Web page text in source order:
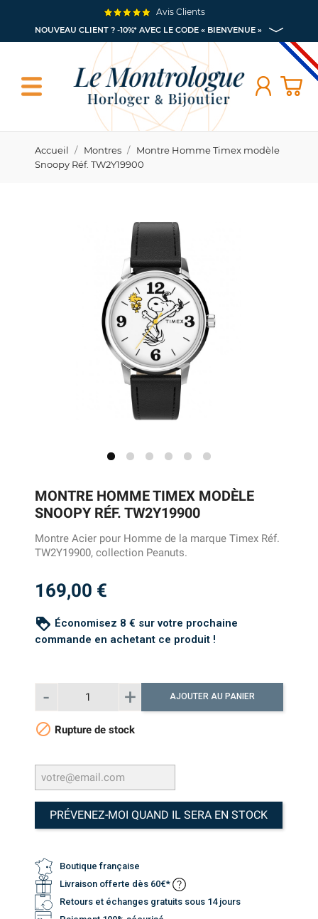
NOUVEAU CLIENT ? -10%* AVEC LE CODE « BIENVENUE »
Avis Clients
Accueil Montres
Montre Homme Timex modèle
Snoopy Réf. TW2Y19900
MONTRE HOMME TIMEX MODÈLE
SNOOPY RÉF. TW2Y19900
Montre Acier pour Homme de la marque Timex Réf.
TW2Y19900, collection Peanuts.
169,00 €
loyalty Économisez 8 € sur votre prochaine
commande en achetant ce produit !
AJOUTER AU PANIER
 Rupture de stock
PRÉVENEZ-MOI QUAND IL SERA EN STOCK
Boutique française
Livraison offerte dès 60€*
Retours et échanges gratuits sous 14 jours